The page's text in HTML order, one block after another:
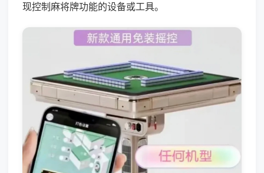
现控制麻将牌功能的设备或工具。